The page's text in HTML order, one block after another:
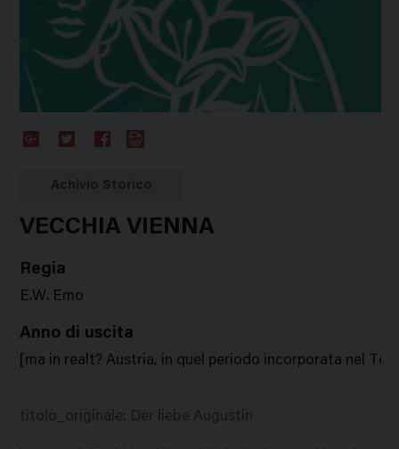
Achivio Storico
VECCHIA VIENNA
Regia
E.W. Emo
Anno di uscita
[ma in realt? Austria, in quel periodo incorporata nel
titolo_originale: Der liebe Augustin